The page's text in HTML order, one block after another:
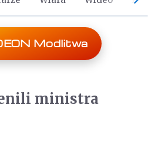
Modlitwa
ministra